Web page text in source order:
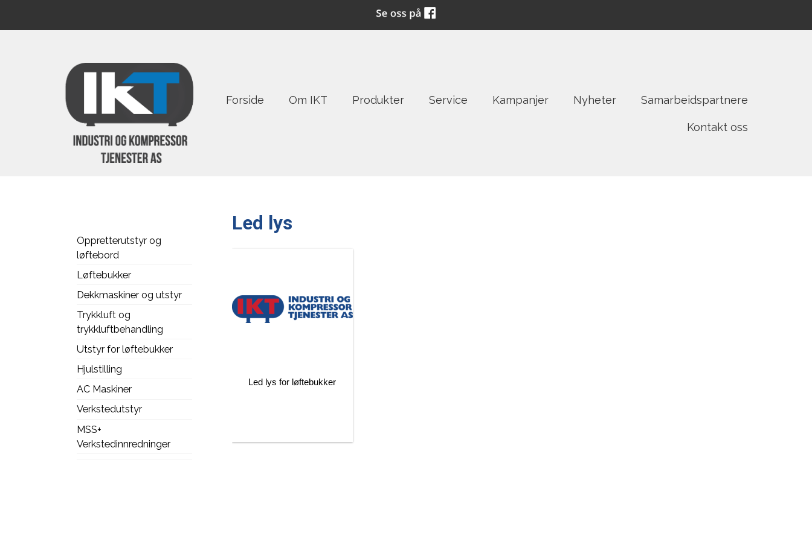
Forside Om IKT Produkter Service Kampanjer Nyheter Samarbeidspartnere
Kontakt oss
Oppretterutstyr og
løftebord
Løftebukker
Dekkmaskiner og utstyr
Trykkluft og
trykkluftbehandling
Utstyr for løftebukker
Hjulstilling
AC Maskiner
Verkstedutstyr
MSS+
Verkstedinnredninger
Led lys
Led lys for løftebukker